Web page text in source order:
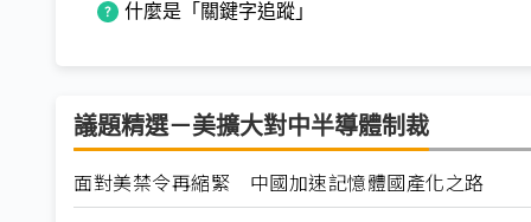
什麼是「關鍵字追蹤」
議題精選－美擴大對中半導體制裁
面對美禁令再縮緊 中國加速記憶體國產化之路